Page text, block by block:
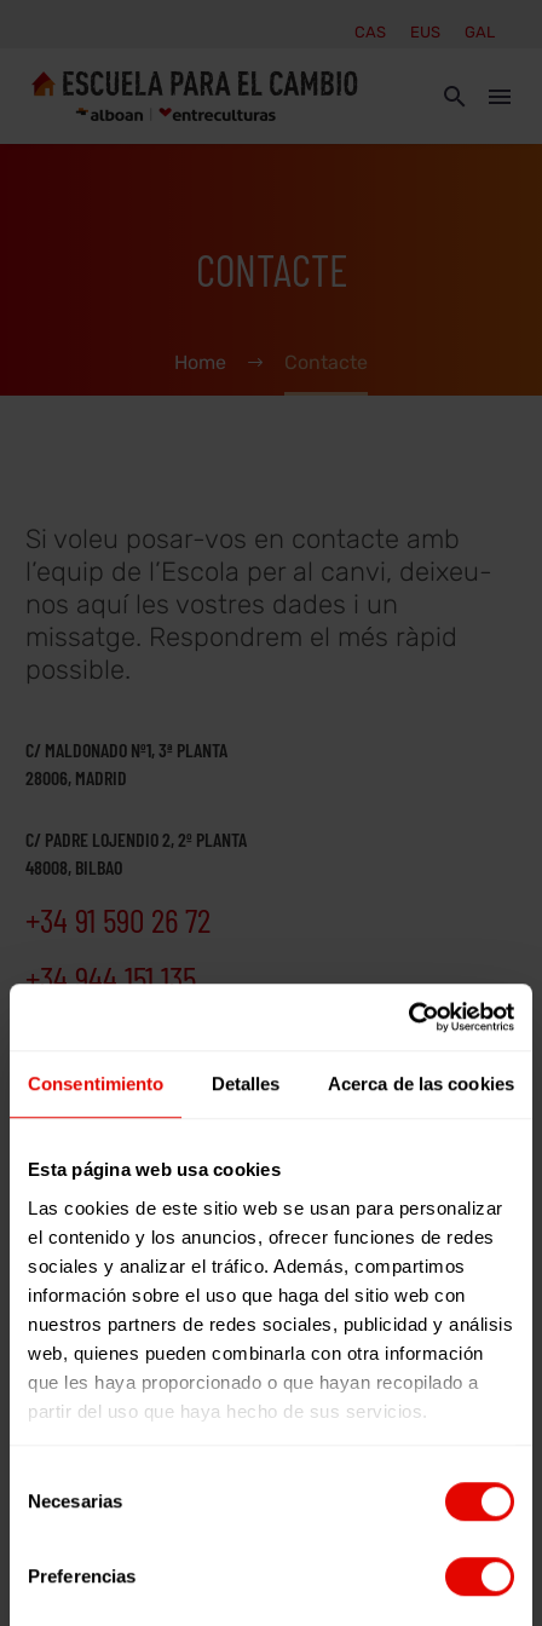
Consentimiento Detalles Acerca de las cookies
Esta página web usa cookies
Las cookies de este sitio web se usan para personalizar
el contenido y los anuncios, ofrecer funciones de redes
sociales y analizar el tráfico. Además, compartimos
información sobre el uso que haga del sitio web con
nuestros partners de redes sociales, publicidad y análisis
web, quienes pueden combinarla con otra información
que les haya proporcionado o que hayan recopilado a
partir del uso que haya hecho de sus servicios.
Necesarias
Preferencias
CAS EUS GAL
CONTACTE
Home Contacte
Si voleu posar-vos en contacte amb
l’equip de l’Escola per al canvi, deixeu-
nos aquí les vostres dades i un
missatge. Respondrem el més ràpid
possible.
C/ MALDONADO Nº1, 3ª PLANTA
28006, MADRID
C/ PADRE LOJENDIO 2, 2º PLANTA
48008, BILBAO
+34 91 590 26 72
+34 944 151 135